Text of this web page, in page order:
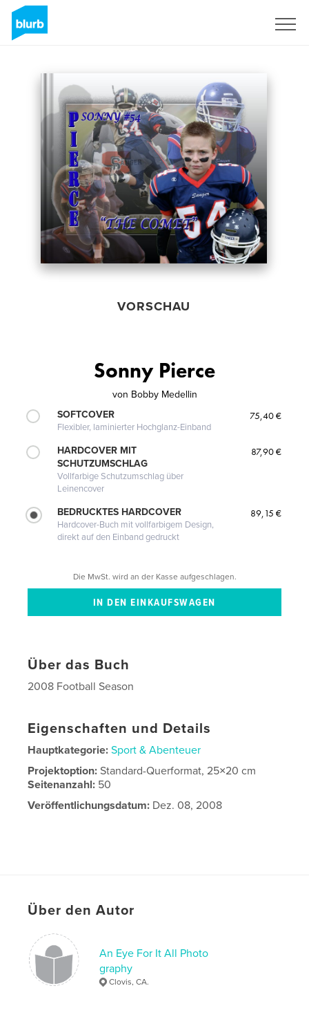
VORSCHAU
Sonny Pierce
von Bobby Medellin
SOFTCOVER
Flexibler, laminierter Hochglanz-Einband
75,40 €
HARDCOVER MIT
SCHUTZUMSCHLAG
Vollfarbige Schutzumschlag über
Leinencover
87,90 €
BEDRUCKTES HARDCOVER
Hardcover-Buch mit vollfarbigem Design,
direkt auf den Einband gedruckt
89,15 €
Die MwSt. wird an der Kasse aufgeschlagen.
Über das Buch
2008 Football Season
Eigenschaften und Details
Hauptkategorie: Sport & Abenteuer
Projektoption:Standard-Querformat, 25×20 cm
Seitenanzahl: 50
Veröffentlichungsdatum: Dez. 08, 2008
Über den Autor
An Eye For It All Photo
graphy
Clovis, CA.